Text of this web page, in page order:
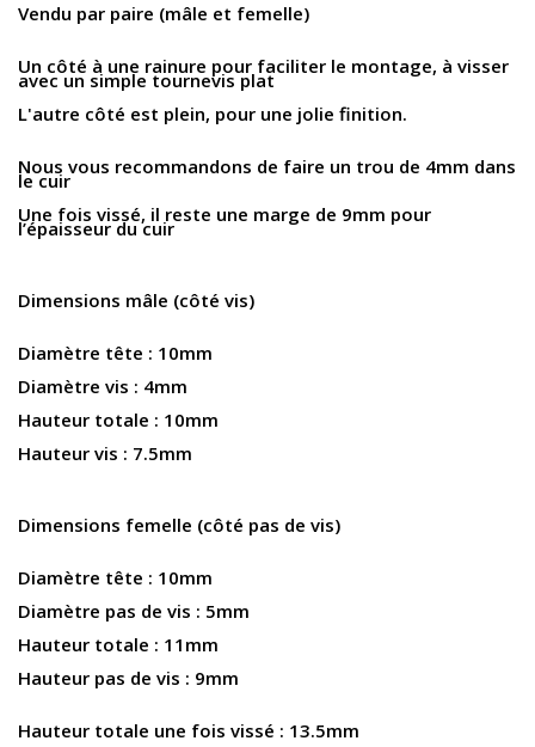
Vendu par paire (mâle et femelle)
Un côté à une rainure pour faciliter le montage, à visser
avec un simple tournevis plat
L'autre côté est plein, pour une jolie finition.
Nous vous recommandons de faire un trou de 4mm dans
le cuir
Une fois vissé, il reste une marge de 9mm pour
l’épaisseur du cuir
Dimensions mâle (côté vis)
Diamètre tête : 10mm
Diamètre vis : 4mm
Hauteur totale : 10mm
Hauteur vis : 7.5mm
Dimensions femelle (côté pas de vis)
Diamètre tête : 10mm
Diamètre pas de vis : 5mm
Hauteur totale : 11mm
Hauteur pas de vis : 9mm
Hauteur totale une fois vissé : 13.5mm